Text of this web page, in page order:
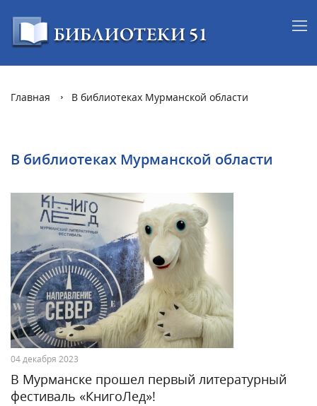
Главная В библиотеках Мурманской области
В библиотеках Мурманской области
04 декабря 2023
В Мурманске прошел первый литературный
фестиваль «КнигоЛед»!